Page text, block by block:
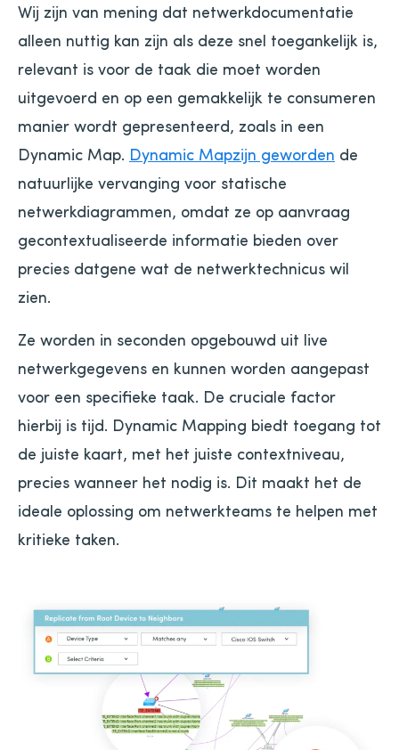
Wij zijn van mening dat netwerkdocumentatie
alleen nuttig kan zijn als deze snel toegankelijk is,
relevant is voor de taak die moet worden
uitgevoerd en op een gemakkelijk te consumeren
manier wordt gepresenteerd, zoals in een
Dynamic Map. Dynamic Mapzijn geworden de
natuurlijke vervanging voor statische
netwerkdiagrammen, omdat ze op aanvraag
gecontextualiseerde informatie bieden over
precies datgene wat de netwerktechnicus wil
zien.
Ze worden in seconden opgebouwd uit live
netwerkgegevens en kunnen worden aangepast
voor een specifieke taak. De cruciale factor
hierbij is tijd. Dynamic Mapping biedt toegang tot
de juiste kaart, met het juiste contextniveau,
precies wanneer het nodig is. Dit maakt het de
ideale oplossing om netwerkteams te helpen met
kritieke taken.